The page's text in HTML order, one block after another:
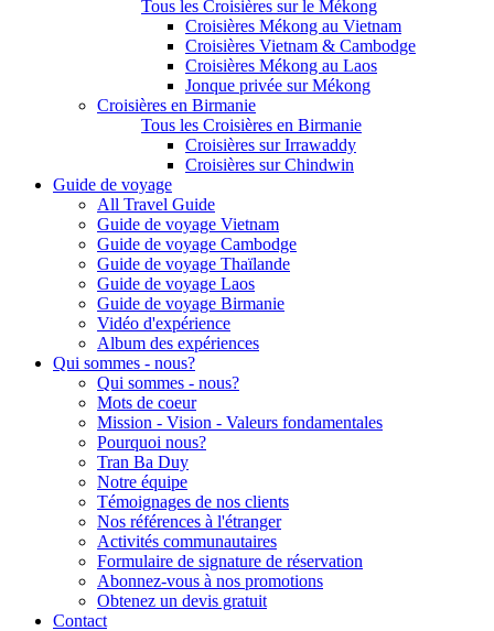
Tous les Croisières sur le Mékong
Croisières Mékong au Vietnam
Croisières Vietnam & Cambodge
Croisières Mékong au Laos
Jonque privée sur Mékong
Croisières en Birmanie
Tous les Croisières en Birmanie
Croisières sur Irrawaddy
Croisières sur Chindwin
Guide de voyage
All Travel Guide
Guide de voyage Vietnam
Guide de voyage Cambodge
Guide de voyage Thaïlande
Guide de voyage Laos
Guide de voyage Birmanie
Vidéo d'expérience
Album des expériences
Qui sommes - nous?
Qui sommes - nous?
Mots de coeur
Mission - Vision - Valeurs fondamentales
Pourquoi nous?
Tran Ba Duy
Notre équipe
Témoignages de nos clients
Nos références à l'étranger
Activités communautaires
Formulaire de signature de réservation
Abonnez-vous à nos promotions
Obtenez un devis gratuit
Contact